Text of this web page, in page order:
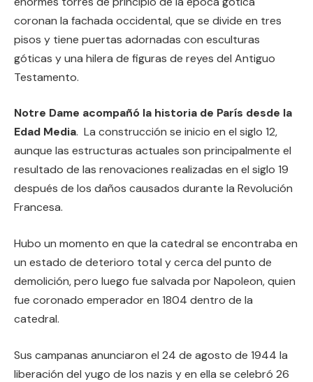
coronan la fachada occidental, que se divide en tres
pisos y tiene puertas adornadas con esculturas
góticas y una hilera de figuras de reyes del Antiguo
Testamento.
Notre Dame acompañó la historia de París desde la
Edad Media. La construcción se inicio en el siglo 12,
aunque las estructuras actuales son principalmente el
resultado de las renovaciones realizadas en el siglo 19
después de los daños causados durante la Revolución
Francesa.
Hubo un momento en que la catedral se encontraba en
un estado de deterioro total y cerca del punto de
demolición, pero luego fue salvada por Napoleon, quien
fue coronado emperador en 1804 dentro de la
catedral.
Sus campanas anunciaron el 24 de agosto de 1944 la
liberación del yugo de los nazis y en ella se celebró 26